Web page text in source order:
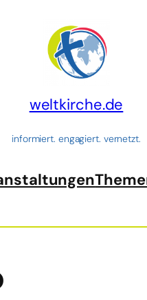
weltkirche.de
informiert. engagiert. vernetzt.